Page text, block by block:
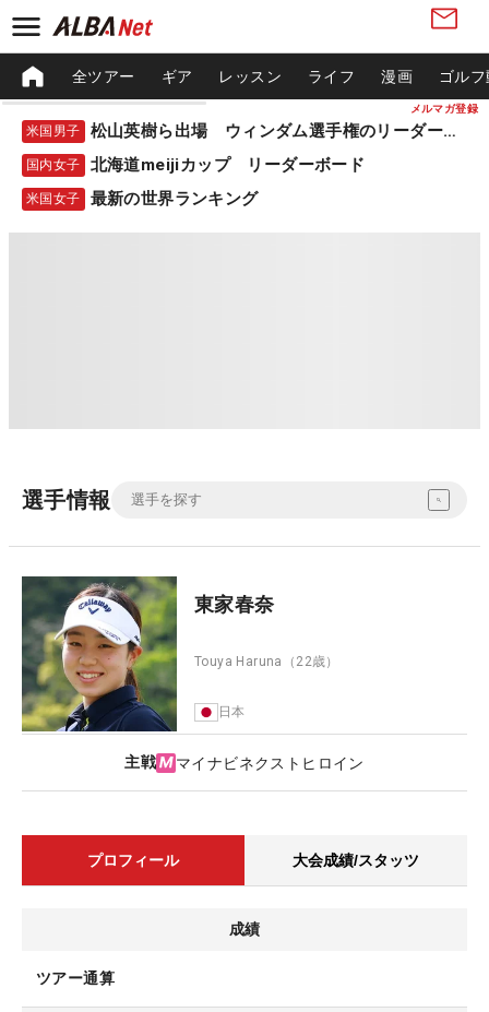
メルマガ登録
全ツアー ギア レッスン ライフ 漫画 ゴル
米国男子 松山英樹ら出場 ウィンダム選手権のリーダーボード
国内女子 北海道meijiカップ リーダーボード
米国女子 最新の世界ランキング
選手情報
東家春奈
Touya Haruna （22歳）
日本
主戦 マイナビネクストヒロイン
プロフィール 大会成績/スタッツ
成績
ツアー通算